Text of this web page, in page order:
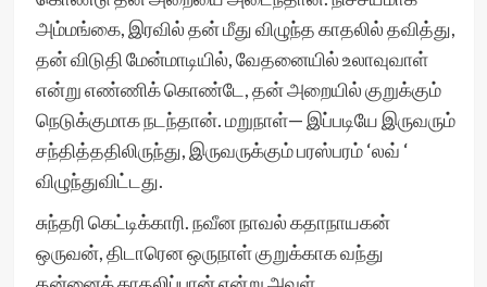
அம்மங்கை, இரவில் தன் மீது விழுந்த காதலில் தவித்து,
தன் விடுதி மேன்மாடியில், வேதனையில் உலாவுவாள்
என்று எண்ணிக் கொண்டே, தன் அறையில் குறுக்கும்
நெடுக்குமாக நடந்தான். மறுநாள்— இப்படியே இருவரும்
சந்தித்ததிலிருந்து, இருவருக்கும் பரஸ்பரம் ‘லவ் ‘
விழுந்துவிட்டது.
சுந்தரி கெட்டிக்காரி. நவீன நாவல் கதாநாயகன்
ஒருவன், திடாரென ஒருநாள் குறுக்காக வந்து